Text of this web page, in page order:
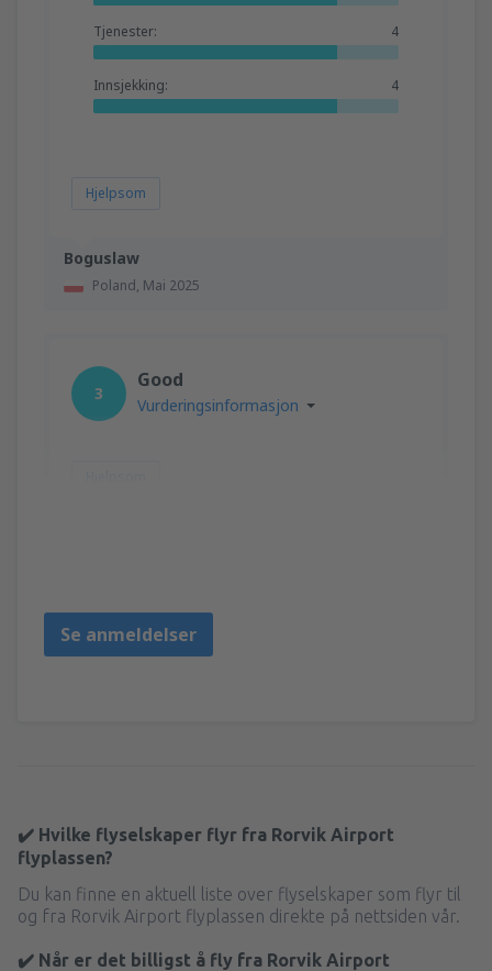
Boguslaw
Poland, Mai 2025
Tjenester: 4
Innsjekking: 4
Hjelpsom
3
Good
Vurderingsinformasjon
Se anmeldelser
✔️ Hvilke flyselskaper flyr fra Rorvik Airport
flyplassen?
Du kan finne en aktuell liste over flyselskaper som flyr til
og fra Rorvik Airport flyplassen direkte på nettsiden vår.
✔️ Når er det billigst å fly fra Rorvik Airport